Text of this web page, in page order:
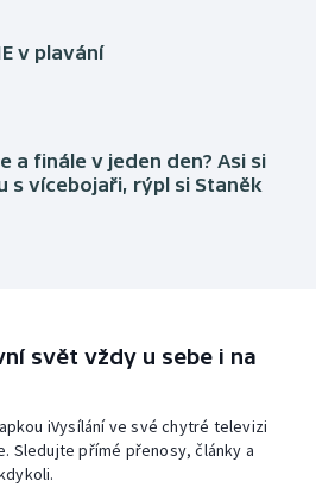
v plavání
a finále v jeden den? Asi si
s vícebojaři, rýpl si Staněk
svět vždy u sebe i na
iVysílání ve své chytré televizi
Sledujte přímé přenosy, články a